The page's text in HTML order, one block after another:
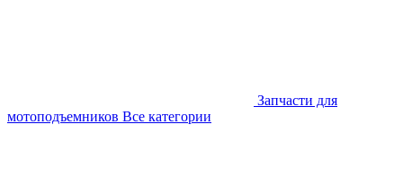
Запчасти для
мотоподъемников Все категории